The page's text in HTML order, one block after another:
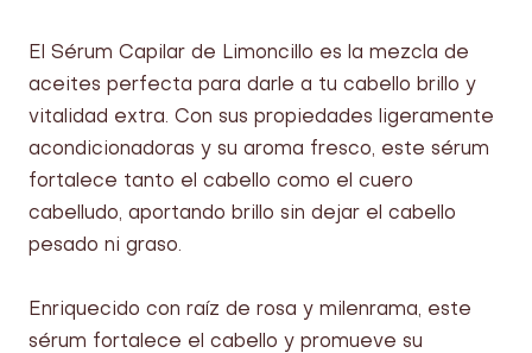
El Sérum Capilar de Limoncillo es la mezcla de
aceites perfecta para darle a tu cabello brillo y
vitalidad extra. Con sus propiedades ligeramente
acondicionadoras y su aroma fresco, este sérum
fortalece tanto el cabello como el cuero
cabelludo, aportando brillo sin dejar el cabello
pesado ni graso.
Enriquecido con raíz de rosa y milenrama, este
sérum fortalece el cabello y promueve su